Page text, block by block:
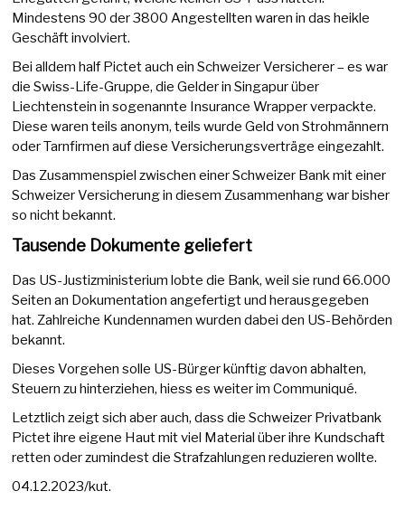
Mindestens 90 der 3800 Angestellten waren in das heikle
Geschäft involviert.
Bei alldem half Pictet auch ein Schweizer Versicherer – es war
die Swiss-Life-Gruppe, die Gelder in Singapur über
Liechtenstein in sogenannte Insurance Wrapper verpackte.
Diese waren teils anonym, teils wurde Geld von Strohmännern
oder Tarnfirmen auf diese Versicherungsverträge eingezahlt.
Das Zusammenspiel zwischen einer Schweizer Bank mit einer
Schweizer Versicherung in diesem Zusammenhang war bisher
so nicht bekannt.
Tausende Dokumente geliefert
Das US-Justizministerium lobte die Bank, weil sie rund 66.000
Seiten an Dokumentation angefertigt und herausgegeben
hat. Zahlreiche Kundennamen wurden dabei den US-Behörden
bekannt.
Dieses Vorgehen solle US-Bürger künftig davon abhalten,
Steuern zu hinterziehen, hiess es weiter im Communiqué.
Letztlich zeigt sich aber auch, dass die Schweizer Privatbank
Pictet ihre eigene Haut mit viel Material über ihre Kundschaft
retten oder zumindest die Strafzahlungen reduzieren wollte.
04.12.2023/kut.